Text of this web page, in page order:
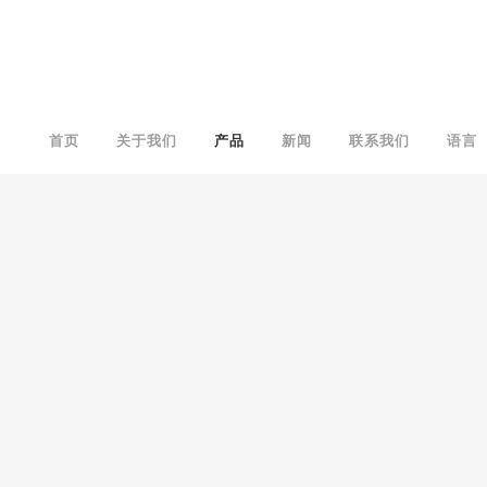
首页 关于我们 产品 新闻 联系我们 语言